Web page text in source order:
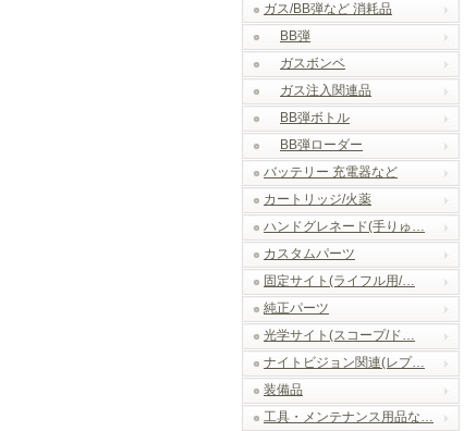
ガス/BB弾など 消耗品
BB弾
ガスボンベ
ガス注入関連品
BB弾ボトル
BB弾ローダー
バッテリー 充電器など
カートリッジ/火薬
ハンドグレネード(手りゅ…
カスタムパーツ
固定サイト(ライフル用/…
純正パーツ
光学サイト(スコープ/ド…
ナイトビジョン関連(レプ…
装備品
工具・メンテナンス用品な…